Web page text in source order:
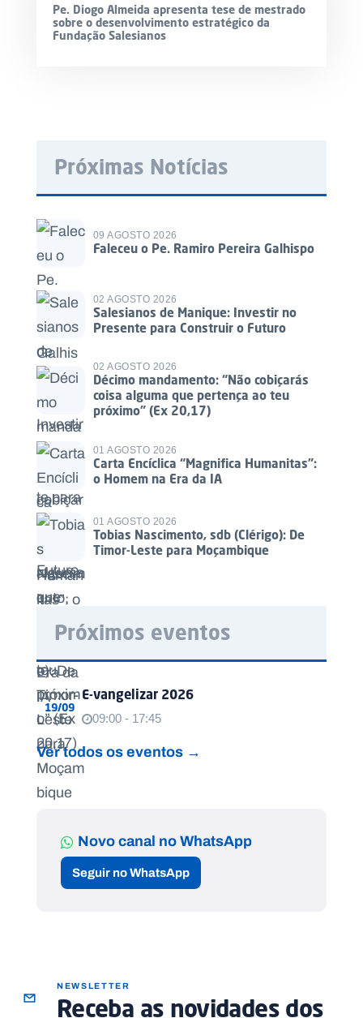
Pe. Diogo Almeida apresenta tese de mestrado
sobre o desenvolvimento estratégico da
Fundação Salesianos
Próximas Notícias
09 AGOSTO 2026
Faleceu o Pe. Ramiro Pereira Galhispo
02 AGOSTO 2026
Salesianos de Manique: Investir no
Presente para Construir o Futuro
02 AGOSTO 2026
Décimo mandamento: “Não cobiçarás
coisa alguma que pertença ao teu
próximo” (Ex 20,17)
01 AGOSTO 2026
Carta Encíclica “Magnifica Humanitas”:
o Homem na Era da IA
01 AGOSTO 2026
Tobias Nascimento, sdb (Clérigo): De
Timor-Leste para Moçambique
Próximos eventos
19/09
E-vangelizar 2026
09:00 - 17:45
Ver todos os eventos →
Novo canal no WhatsApp
Seguir no WhatsApp
NEWSLETTER
Receba as novidades dos